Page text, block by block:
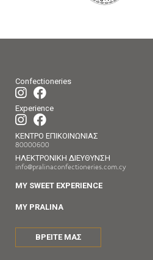
Confectioneries
Experience
ΚΕΝΤΡΟ ΕΠΙΚΟΙΝΩΝΙΑΣ
80000600
ΗΛΕΚΤΡΟΝΙΚΗ ΔΙΕΥΘΥΝΣΗ
info@pralinaconfectioneries.com.cy
MY SWEET EXPERIENCE
MY PRALINA
ΒΡΕΙΤΕ ΜΑΣ